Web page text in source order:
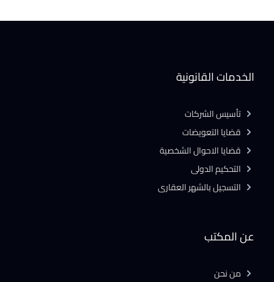
عن المكتب
من نحن
الخدمات القانونية
تأسيس الشركات
قضايا التعويضات
قضايا الاحوال الشخصية
التحكيم الدولى
التسجيل بالشهر العقارى